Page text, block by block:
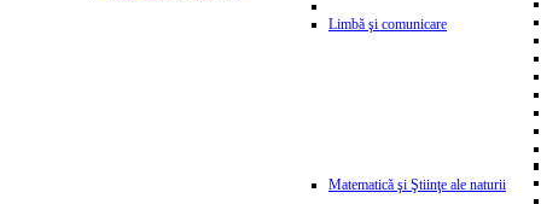
Limbă şi comunicare
Matematică şi Ştiinţe ale naturii